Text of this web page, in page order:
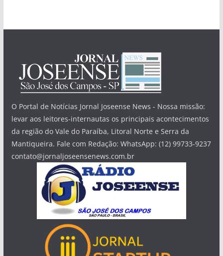
O Portal de Notícias Jornal Joseense News - Nossa missão:
levar aos leitores-internautas os principais acontecimentos
da região do Vale do Paraíba, Litoral Norte e Serra da
Mantiqueira. Fale com Redação: WhatsApp: (12) 99733-9237
contato@jornaljoseensenews.com.br